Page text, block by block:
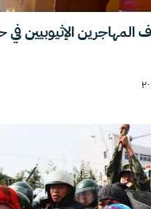
المهاجرين الإثيوبيين